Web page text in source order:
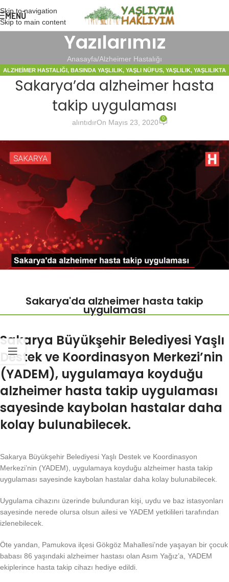
Skip to navigation
Skip to main content
MENÜ
Yazılarımız
Anasayfa Alzheimer Hastalığı
ALZHEIMER HASTALIĞI, BASINDA YAŞLILIK, YAŞLI NÜFUS, YAŞLILIK, YAŞLILIKTA
BAKIM
Sakarya’da alzheimer hasta
takip uygulaması
alıntıdırOn Mayıs 23, 2020 0
Sakarya'da alzheimer hasta takip
uygulaması
Sakarya Büyükşehir Belediyesi Yaşlı
Destek ve Koordinasyon Merkezi’nin
(YADEM), uygulamaya koyduğu
alzheimer hasta takip uygulaması
sayesinde kaybolan hastalar daha
kolay bulunabilecek.
Sakarya Büyükşehir Belediyesi Yaşlı Destek ve Koordinasyon
Merkezi’nin (YADEM), uygulamaya koyduğu alzheimer hasta takip
uygulaması sayesinde kaybolan hastalar daha kolay bulunabilecek.
Uygulama cihazını üzerinde bulunduran kişi, uydu ve baz istasyonları
sayesinde nerede olursa olsun ailesi ve YADEM yetkilileri tarafından
izlenebilecek.
Öte yandan, Pamukova ilçesi Gökgöz Mahallesi’nde yaşayan bir çocuk
babası 86 yaşındaki alzheimer hastası olan Asım Yağız’a, YADEM
ekiplerince hasta takip cihazı hediye edildi.